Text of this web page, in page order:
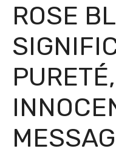
ROSE
PURETÉ,